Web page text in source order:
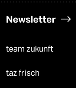
Newsletter
team zukunft
taz frisch